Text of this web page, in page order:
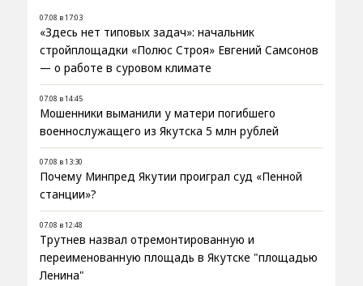
07.08 в 17:03
«Здесь нет типовых задач»: начальник
стройплощадки «Полюс Строя» Евгений Самсонов
— о работе в суровом климате
07.08 в 14:45
Мошенники выманили у матери погибшего
военнослужащего из Якутска 5 млн рублей
07.08 в 13:30
Почему Минпред Якутии проиграл суд «Пенной
станции»?
07.08 в 12:48
Трутнев назвал отремонтированную и
переименованную площадь в Якутске "площадью
Ленина"